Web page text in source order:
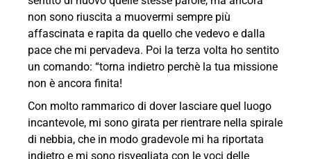
non sono riuscita a muovermi sempre più
affascinata e rapita da quello che vedevo e dalla
pace che mi pervadeva. Poi la terza volta ho sentito
un comando: “torna indietro perchè la tua missione
non è ancora finita!
Con molto rammarico di dover lasciare quel luogo
incantevole, mi sono girata per rientrare nella spirale
di nebbia, che in modo gradevole mi ha riportata
indietro e mi sono risvegliata con le voci delle